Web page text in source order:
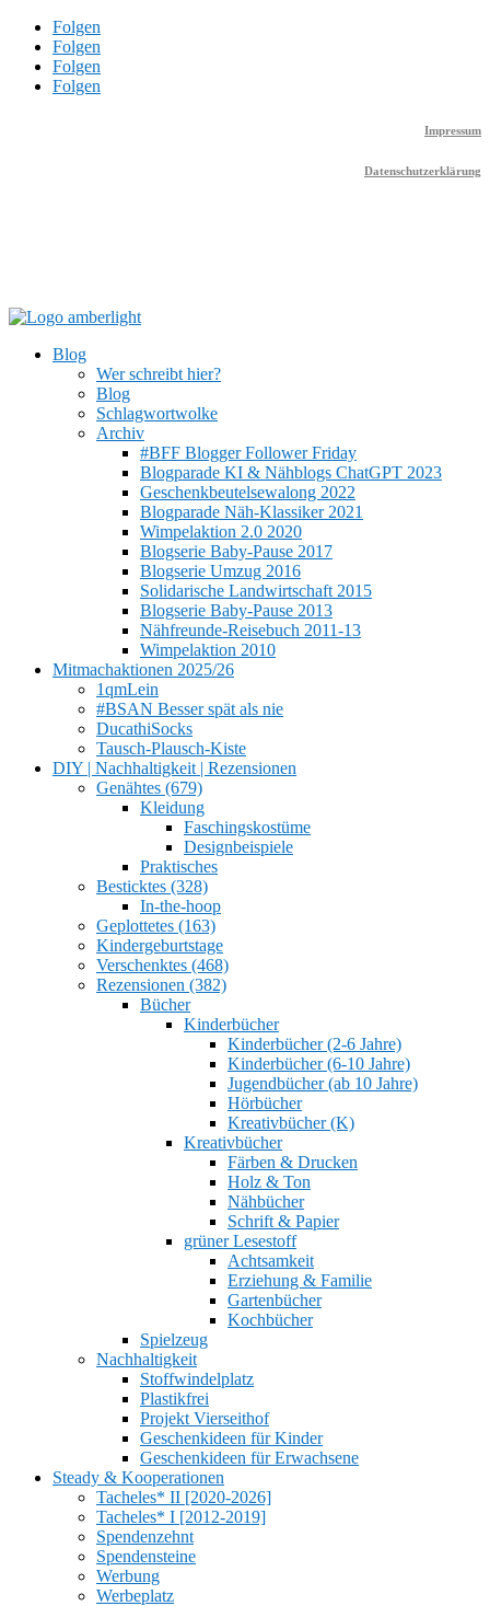
Folgen
Folgen
Folgen
Folgen
Impressum
Datenschutzerklärung
Blog
Wer schreibt hier?
Blog
Schlagwortwolke
Archiv
#BFF Blogger Follower Friday
Blogparade KI & Nähblogs ChatGPT 2023
Geschenkbeutelsewalong 2022
Blogparade Näh-Klassiker 2021
Wimpelaktion 2.0 2020
Blogserie Baby-Pause 2017
Blogserie Umzug 2016
Solidarische Landwirtschaft 2015
Blogserie Baby-Pause 2013
Nähfreunde-Reisebuch 2011-13
Wimpelaktion 2010
Mitmachaktionen 2025/26
1qmLein
#BSAN Besser spät als nie
DucathiSocks
Tausch-Plausch-Kiste
DIY | Nachhaltigkeit | Rezensionen
Genähtes (679)
Kleidung
Faschingskostüme
Designbeispiele
Praktisches
Besticktes (328)
In-the-hoop
Geplottetes (163)
Kindergeburtstage
Verschenktes (468)
Rezensionen (382)
Bücher
Kinderbücher
Kinderbücher (2-6 Jahre)
Kinderbücher (6-10 Jahre)
Jugendbücher (ab 10 Jahre)
Hörbücher
Kreativbücher (K)
Kreativbücher
Färben & Drucken
Holz & Ton
Nähbücher
Schrift & Papier
grüner Lesestoff
Achtsamkeit
Erziehung & Familie
Gartenbücher
Kochbücher
Spielzeug
Nachhaltigkeit
Stoffwindelplatz
Plastikfrei
Projekt Vierseithof
Geschenkideen für Kinder
Geschenkideen für Erwachsene
Steady & Kooperationen
Tacheles* II [2020-2026]
Tacheles* I [2012-2019]
Spendenzehnt
Spendensteine
Werbung
Werbeplatz